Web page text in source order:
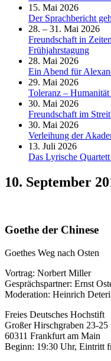
15. Mai 2026
Der Sprachbericht
28. – 31. Mai 2026
Freundschaft in
Frühjahrstagung
28. Mai 2026
Ein Abend für
29. Mai 2026
Toleranz –
30. Mai 2026
Freundschaft im
30. Mai 2026
Verleihung der
13. Juli 2026
Das Lyrische
10. September
Goethe der Chinese
Goethes Weg nach Osten
Vortrag: Norbert Miller
Gesprächspartner: Ernst
Moderation: Heinrich
Freies Deutsches Hochstift
Großer Hirschgraben 23-25
60311 Frankfurt am Main
Beginn: 19:30 Uhr, Eintritt